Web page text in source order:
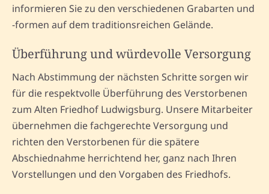
informieren Sie zu den verschiedenen Grabarten und
-formen auf dem traditionsreichen Gelände.
Überführung und würdevolle Versorgung
Nach Abstimmung der nächsten Schritte sorgen wir
für die respektvolle Überführung des Verstorbenen
zum Alten Friedhof Ludwigsburg. Unsere Mitarbeiter
übernehmen die fachgerechte Versorgung und
richten den Verstorbenen für die spätere
Abschiednahme herrichtend her, ganz nach Ihren
Vorstellungen und den Vorgaben des Friedhofs.